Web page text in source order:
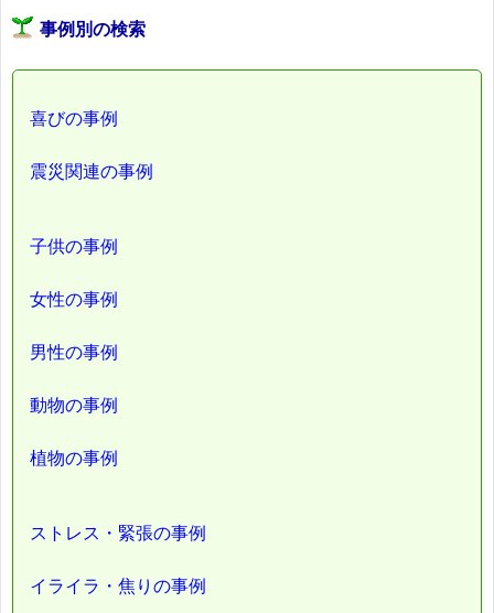
事例別の検索
喜びの事例
震災関連の事例
子供の事例
女性の事例
男性の事例
動物の事例
植物の事例
ストレス・緊張の事例
イライラ・焦りの事例